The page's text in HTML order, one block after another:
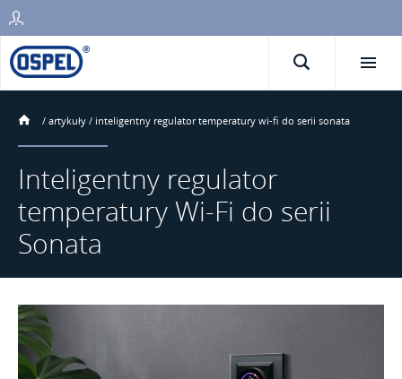
/ artykuły / inteligentny regulator temperatury wi-fi do serii sonata
Inteligentny regulator
temperatury Wi-Fi do serii
Sonata